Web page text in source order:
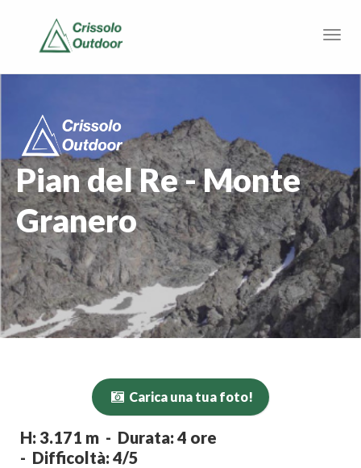
Pian del Re - Monte
Granero
Carica una tua foto!
H: 3.171 m - Durata: 4 ore
- Difficoltà: 4/5